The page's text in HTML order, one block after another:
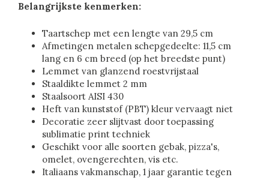
Belangrijkste kenmerken:
Taartschep met een lengte van 29,5 cm
Afmetingen metalen schepgedeelte: 11,5 cm
lang en 6 cm breed (op het breedste punt)
Lemmet van glanzend roestvrijstaal
Staaldikte lemmet 2 mm
Staalsoort AISI 430
Heft van kunststof (PBT) kleur vervaagt niet
Decoratie zeer slijtvast door toepassing
sublimatie print techniek
Geschikt voor alle soorten gebak, pizza's,
omelet, ovengerechten, vis etc.
Italiaans vakmanschap, 1 jaar garantie tegen